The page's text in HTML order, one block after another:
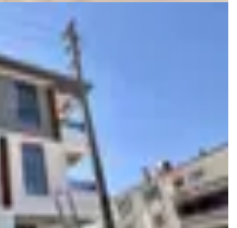
Kazim Karabekir
Kat Fırsat Daire
Mahallesi
Kat·23.07.2026